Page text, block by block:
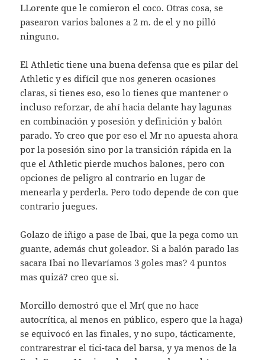
LLorente que le comieron el coco. Otras cosa, se
pasearon varios balones a 2 m. de el y no pilló
ninguno.
El Athletic tiene una buena defensa que es pilar del
Athletic y es difícil que nos generen ocasiones
claras, si tienes eso, eso lo tienes que mantener o
incluso reforzar, de ahí hacia delante hay lagunas
en combinación y posesión y definición y balón
parado. Yo creo que por eso el Mr no apuesta ahora
por la posesión sino por la transición rápida en la
que el Athletic pierde muchos balones, pero con
opciones de peligro al contrario en lugar de
menearla y perderla. Pero todo depende de con que
contrario juegues.
Golazo de iñigo a pase de Ibai, que la pega como un
guante, además chut goleador. Si a balón parado las
sacara Ibai no llevaríamos 3 goles mas? 4 puntos
mas quizá? creo que si.
Morcillo demostró que el Mr( que no hace
autocrítica, al menos en público, espero que la haga)
se equivocó en las finales, y no supo, tácticamente,
contrarestrar el tici-taca del barsa, y ya menos de la